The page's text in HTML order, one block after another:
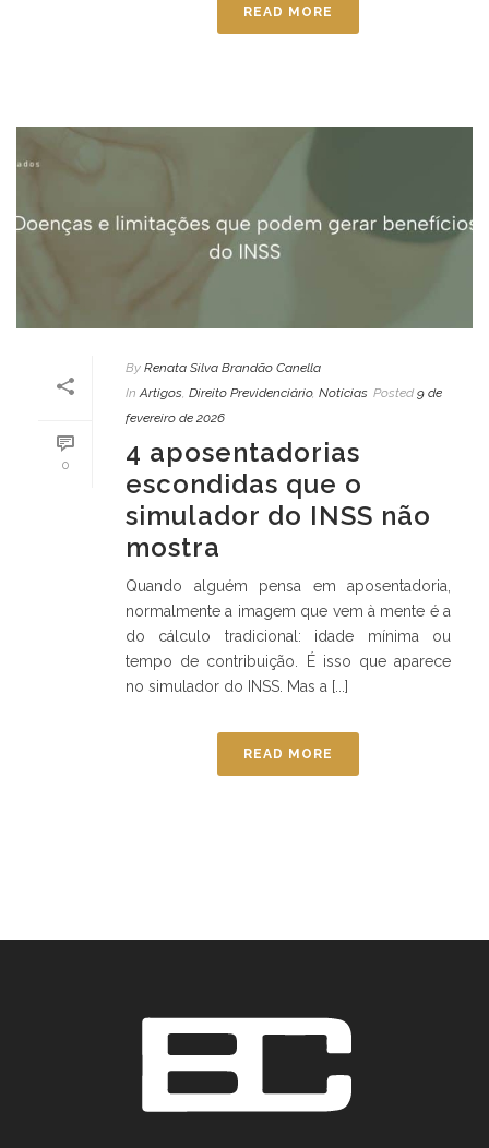
READ MORE
0
By Renata Silva Brandão Canella
In Artigos Direito Previdenciário, Notícias Posted 9 de
fevereiro de 2026
4 aposentadorias
escondidas que o
simulador do INSS não
mostra
Quando alguém pensa em aposentadoria,
normalmente a imagem que vem à mente é a
do cálculo tradicional: idade mínima ou
tempo de contribuição. É isso que aparece
no simulador do INSS. Mas a [...]
READ MORE